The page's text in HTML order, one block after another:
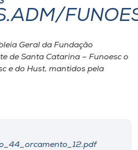
Geral da Fundação
de Santa Catarina – Funoesc o
e do Hust, mantidos pela